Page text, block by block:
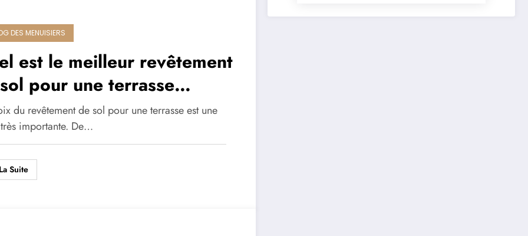
DES MENUISIERS
est le meilleur revêtement
pour une terrasse
?
du revêtement de sol pour une terrasse est une
importante. De…
Suite